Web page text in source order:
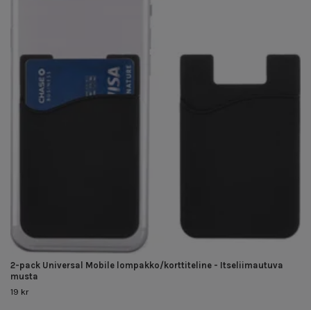
2-pack Universal Mobile lompakko/korttiteline - Itseliimautuva
musta
19 kr